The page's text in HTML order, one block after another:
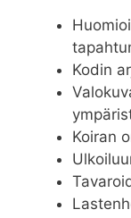
Kodin
Koiran